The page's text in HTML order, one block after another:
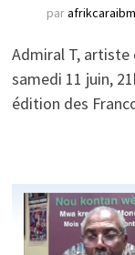
par
Admiral T, artiste
samedi 11 juin,
édition des